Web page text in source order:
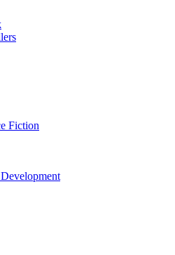
Fiction